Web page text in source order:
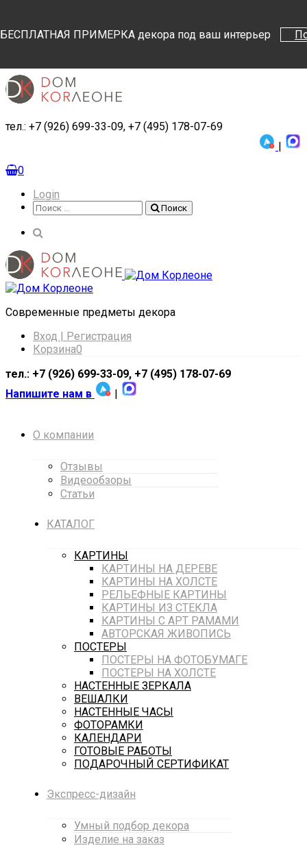
БЕСПЛАТНАЯ ПРИМЕРКА декора под ваш интерьер
тел.: +7 (926) 699-33-09, +7 (495) 178-07-69
|
0
Login
Поиск
Поиск
Cовременные предметы декора
Вход | Регистрация
Корзина0
тел.: +7 (926) 699-33-09, +7 (495) 178-07-69
Напишите нам в
|
О компании
Отзывы
Видеообзоры
Статьи
КАТАЛОГ
КАРТИНЫ
КАРТИНЫ НА ДЕРЕВЕ
КАРТИНЫ НА ХОЛСТЕ
РЕЛЬЕФНЫЕ КАРТИНЫ
КАРТИНЫ ИЗ СТЕКЛА
КАРТИНЫ С АРТ РАМАМИ
АВТОРСКАЯ ЖИВОПИСЬ
ПОСТЕРЫ
ПОСТЕРЫ НА ФОТОБУМАГЕ
ПОСТЕРЫ НА ХОЛСТЕ
НАСТЕННЫЕ ЗЕРКАЛА
ВЕШАЛКИ
НАСТЕННЫЕ ЧАСЫ
ФОТОРАМКИ
КАЛЕНДАРИ
ГОТОВЫЕ РАБОТЫ
ПОДАРОЧНЫЙ СЕРТИФИКАТ
Экспресс-дизайн
Умный подбор декора
Изделие на заказ